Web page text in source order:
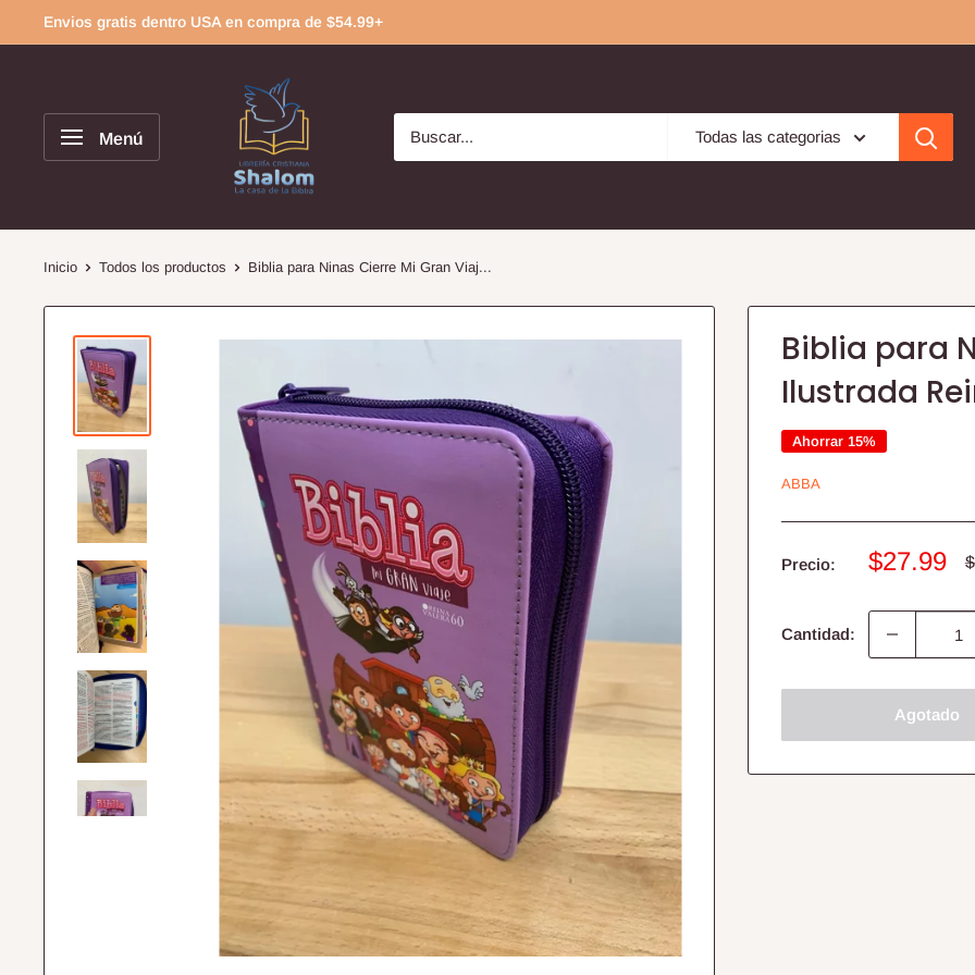
directamente
Envios gratis dentro USA en compra de $54.99+
Menú Todas las categorias
Inicio Todos los productos Biblia para Ninas Cierre Mi Gran Viaj...
Biblia para
Ilustrada
Ahorrar 15%
ABBA
Precio:
Precio
venta
$27.99
Cantidad:
Agotado